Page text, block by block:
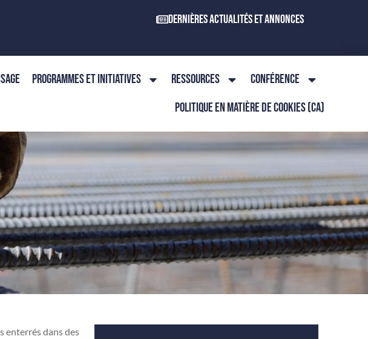
Dernières actualités et annonces
PROGRAMMES ET INITIATIVES RESSOURCES
CONFÉRENCE
POLITIQUE EN MATIÈRE DE COOKIES (CA)
enterrés dans des